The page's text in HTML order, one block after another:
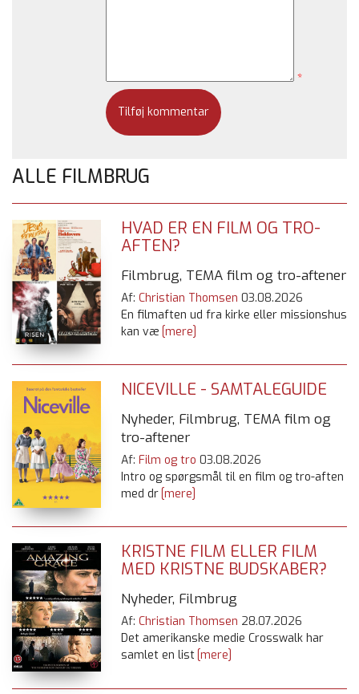
*
ALLE FILMBRUG
HVAD ER EN FILM OG TRO-
AFTEN?
Filmbrug, TEMA film og tro-aftener
Af: Christian Thomsen 03.08.2026
En filmaften ud fra kirke eller missionshus
kan væ [mere]
NICEVILLE - SAMTALEGUIDE
Nyheder, Filmbrug, TEMA film og
tro-aftener
Af: Film og tro 03.08.2026
Intro og spørgsmål til en film og tro-aften
med dr[mere]
KRISTNE FILM ELLER FILM
MED KRISTNE BUDSKABER?
Nyheder, Filmbrug
Af: Christian Thomsen 28.07.2026
Det amerikanske medie Crosswalk har
samlet en list[mere]